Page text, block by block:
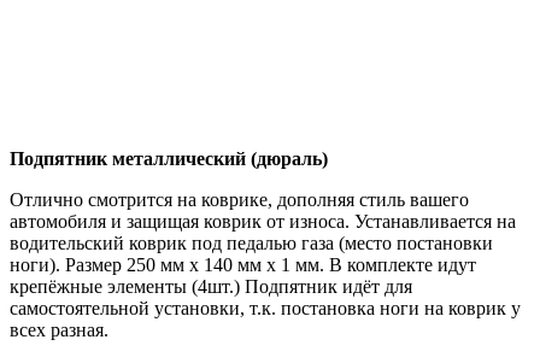
Подпятник металлический (дюраль)
Отлично смотрится на коврике, дополняя стиль вашего
автомобиля и защищая коврик от износа. Устанавливается на
водительский коврик под педалью газа (место постановки
ноги). Размер 250 мм x 140 мм x 1 мм. В комплекте идут
крепёжные элементы (4шт.) Подпятник идёт для
самостоятельной установки, т.к. постановка ноги на коврик у
всех разная.